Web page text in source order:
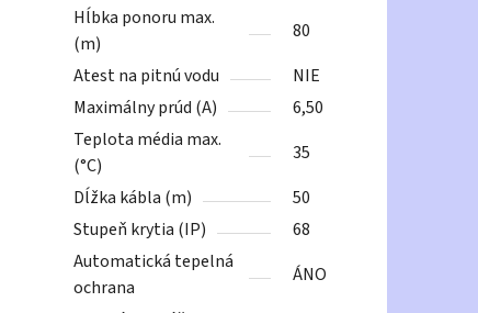
Hĺbka ponoru max.
(m)
80
Atest na pitnú vodu
NIE
Maximálny prúd (A)
6,50
Teplota média max.
(°C)
35
Dĺžka kábla (m)
50
Stupeň krytia (IP)
68
Automatická tepelná
ochrana
ÁNO